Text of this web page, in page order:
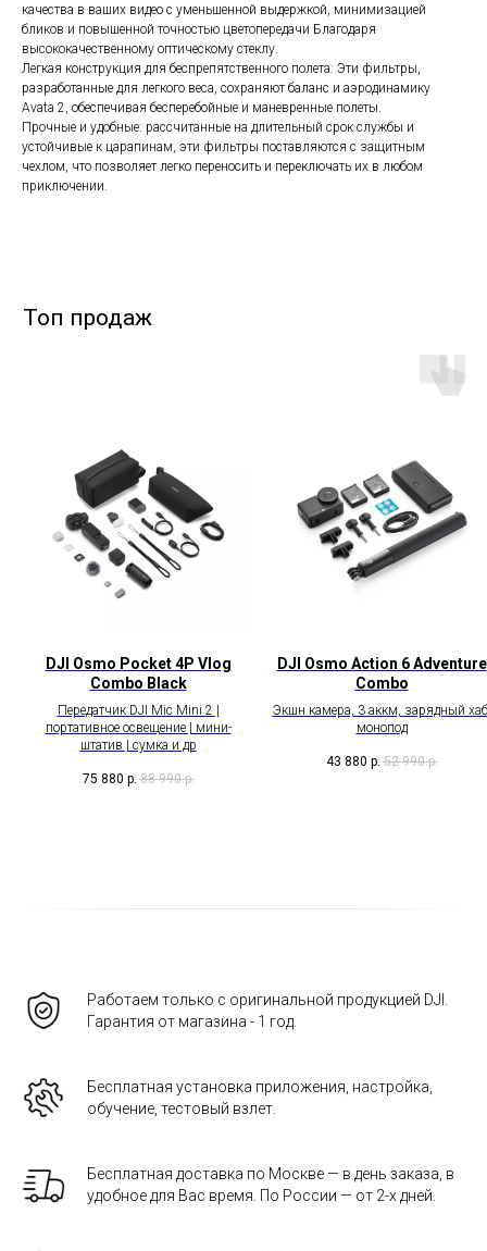
качества в ваших видео с уменьшенной выдержкой, минимизацией
бликов и повышенной точностью цветопередачи Благодаря
высококачественному оптическому стеклу.
Легкая конструкция для беспрепятственного полета: Эти фильтры,
разработанные для легкого веса, сохраняют баланс и аэродинамику
Avata 2, обеспечивая бесперебойные и маневренные полеты.
Прочные и удобные: рассчитанные на длительный срок службы и
устойчивые к царапинам, эти фильтры поставляются с защитным
чехлом, что позволяет легко переносить и переключать их в любом
приключении.
DJI Osmo Pocket 4P Vlog
Combo Black
Передатчик DJI Mic Mini 2 |
портативное освещение | мини-
штатив | сумка и др
75 880 р. 88 990 р.
DJI Osmo Action 6 Adventure
Combo
Экшн камера, 3 аккм, зарядный
монопод
43 880 р. 52 990 р.
Работаем только с оригинальной продукцией DJI.
Гарантия от магазина - 1 год.
Бесплатная установка приложения, настройка,
обучение, тестовый взлет.
Бесплатная доставка по Москве — в день заказа, в
удобное для Вас время. По России — от 2-х дней.